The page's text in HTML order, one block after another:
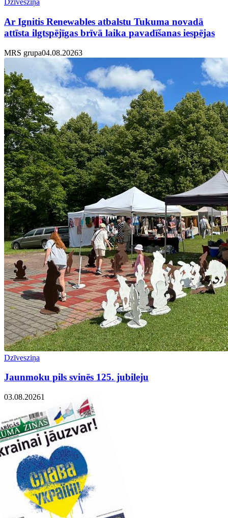
Dzīvesziņa
Ar Ignitis Renewables atbalstu Tukuma novadā
attīsta ilgtspējīgas brīvā laika pavadīšanas iespējas
MRS grupa04.08.20263
Dzīvesziņa
Jaunmoku pils svinēs 125. jubileju
03.08.20261